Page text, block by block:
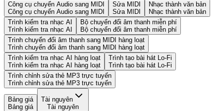
Công cụ chuyển Audio sang MIDI
Công cụ chuyển Audio sang MIDI
Sửa MIDI
Sửa MIDI
Nhạc thành văn bản
Nhạc thành văn bản
Trình kiểm tra nhạc AI
Trình kiểm tra nhạc AI
Bộ chuyển đổi âm thanh miễn phí
Bộ chuyển đổi âm thanh miễn phí
Trình chuyển đổi âm thanh sang MIDI hàng loạt
Trình chuyển đổi âm thanh sang MIDI hàng loạt
Trình kiểm tra nhạc AI hàng loạt
Trình kiểm tra nhạc AI hàng loạt
Trình tạo bài hát Lo-Fi
Trình tạo bài hát Lo-Fi
Trình chỉnh sửa thẻ MP3 trực tuyến
Trình chỉnh sửa thẻ MP3 trực tuyến
Bảng giá
Bảng giá
Tài nguyên
Tài nguyên